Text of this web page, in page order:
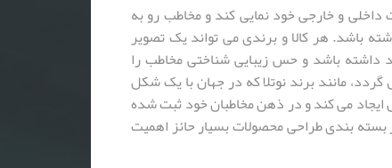
داخلی و خارجی خود نمایی کند و مخاطب رو به
باشد. هر کالا و برندی می تواند یک تصویر
باشد و حس زیبایی شناختی مخاطب را
مانند برند نوتلا که در جهان با یک شکل
می کند و در ذهن مخاطبان خود ثبت شده
بندی طراحی محصولات بسیار حائز اهمیت